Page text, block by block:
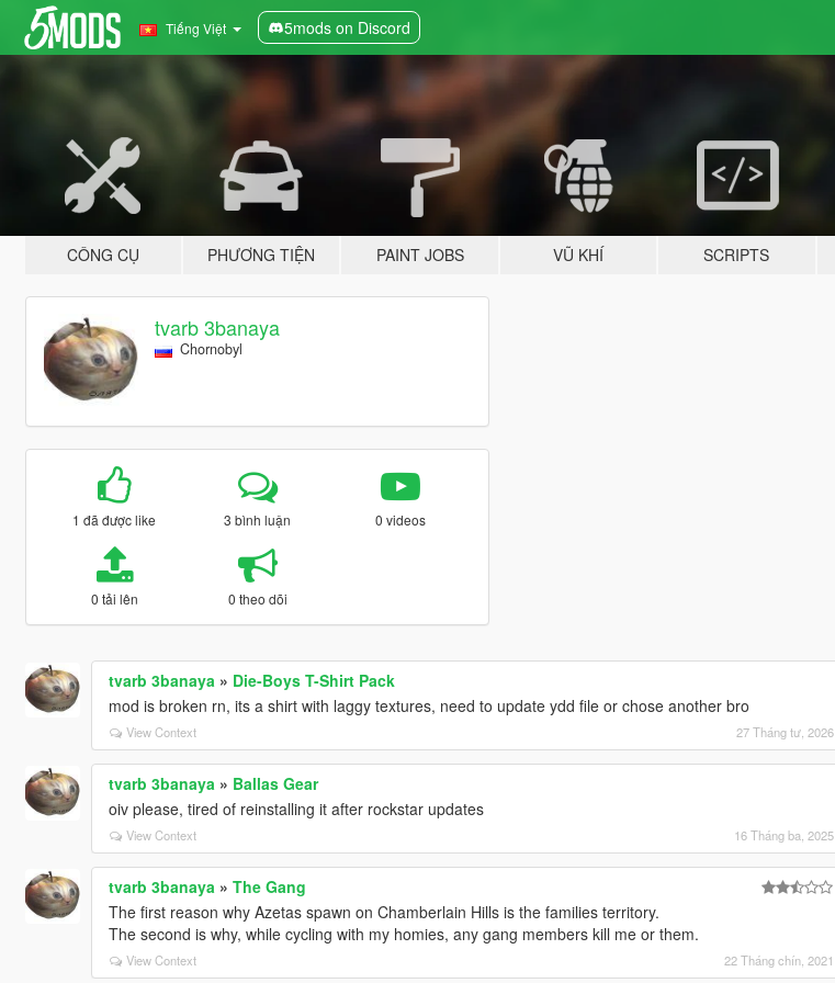
Tiếng Việt 5mods on Discord
CÔNG CỤ PHƯƠNG TIỆN PAINT JOBS VŨ KHÍ SCRIPTS
tvarb 3banaya
Chornobyl
1 đã được like 3 bình luận 0 videos
0 tải lên 0 theo dõi
tvarb 3banaya » Die-Boys T-Shirt Pack
mod is broken rn, its a shirt with laggy textures, need to update ydd file or chose another bro
View Context 27 Tháng tư, 2026
tvarb 3banaya » Ballas Gear
oiv please, tired of reinstalling it after rockstar updates
View Context 16 Tháng ba, 2025
tvarb 3banaya » The Gang
The first reason why Azetas spawn on Chamberlain Hills is the families territory.
The second is why, while cycling with my homies, any gang members kill me or them.
View Context 22 Tháng chín, 2021